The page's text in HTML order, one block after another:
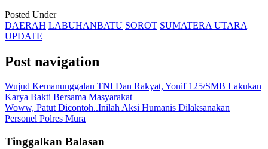
Posted Under
DAERAH LABUHANBATU SOROT SUMATERA UTARA
UPDATE
Post navigation
Wujud Kemanunggalan TNI Dan Rakyat, Yonif 125/SMB Lakukan
Karya Bakti Bersama Masyarakat
Woww, Patut Dicontoh..Inilah Aksi Humanis Dilaksanakan
Personel Polres Mura
Tinggalkan Balasan